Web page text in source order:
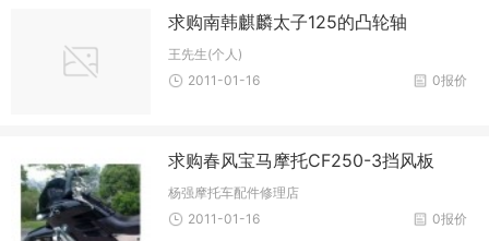
求购南韩麒麟太子125的凸轮轴
王先生(个人)
0报价
2011-01-16
求购春风宝马摩托CF250-3挡风板
杨强摩托车配件修理店
0报价
2011-01-16